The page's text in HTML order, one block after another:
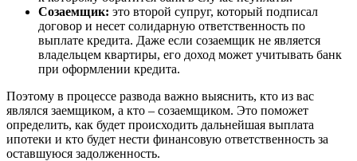
Созаемщик: это второй супруг, который подписал
договор и несет солидарную ответственность по
выплате кредита. Даже если созаемщик не является
владельцем квартиры, его доход может учитывать банк
при оформлении кредита.
Поэтому в процессе развода важно выяснить, кто из вас
являлся заемщиком, а кто – созаемщиком. Это поможет
определить, как будет происходить дальнейшая выплата
ипотеки и кто будет нести финансовую ответственность за
оставшуюся задолженность.